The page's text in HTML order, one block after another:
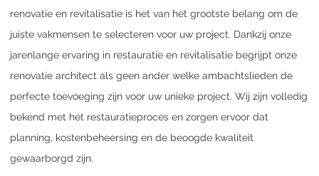
renovatie en revitalisatie is het van het grootste belang om de
juiste vakmensen te selecteren voor uw project. Dankzij onze
jarenlange ervaring in restauratie en revitalisatie begrijpt onze
renovatie architect als geen ander welke ambachtslieden de
perfecte toevoeging zijn voor uw unieke project. Wij zijn volledig
bekend met het restauratieproces en zorgen ervoor dat
planning, kostenbeheersing en de beoogde kwaliteit
gewaarborgd zijn.